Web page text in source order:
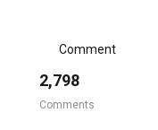
Comment
2,798
Comments